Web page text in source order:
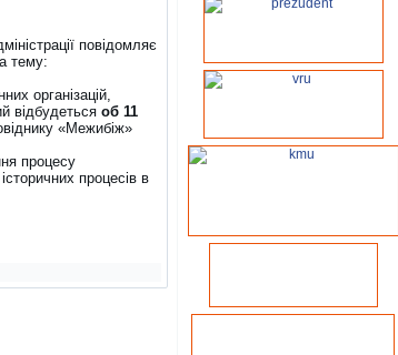
повідомляє
тему:
організацій,
відбудеться об 11
«Межибіж»
процесу
процесів в